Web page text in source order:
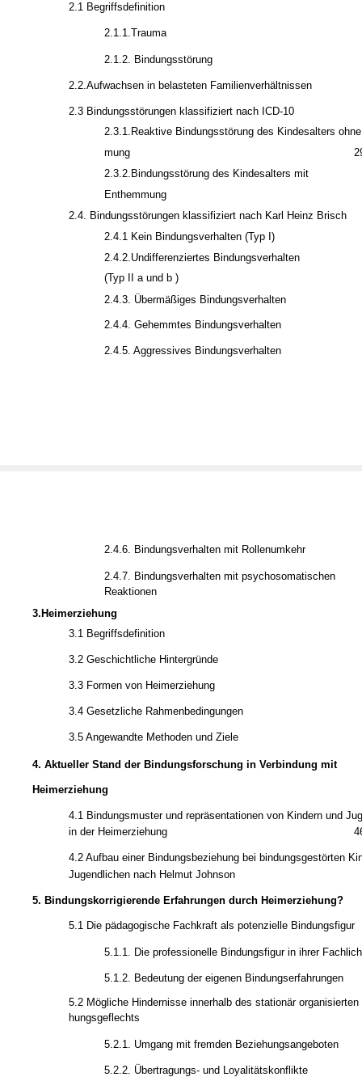
2.1 Begriffsdefinition
2.1.1.Trauma
2.1.2. Bindungsstörung
2.2.Aufwachsen in belasteten Familienverhältnissen
2.3 Bindungsstörungen klassifiziert nach ICD-10
2.3.1.Reaktive Bindungsstörung des Kindesalters
mung
2.3.2.Bindungsstörung des Kindesalters mit
Enthemmung
2.4. Bindungsstörungen klassifiziert nach Karl Heinz Brisch
2.4.1 Kein Bindungsverhalten (Typ I)
2.4.2.Undifferenziertes Bindungsverhalten
(Typ II a und b )
2.4.3. Übermäßiges Bindungsverhalten
2.4.4. Gehemmtes Bindungsverhalten
2.4.5. Aggressives Bindungsverhalten
2.4.6. Bindungsverhalten mit Rollenumkehr
2.4.7. Bindungsverhalten mit psychosomatischen
Reaktionen
3.Heimerziehung
3.1 Begriffsdefinition
3.2 Geschichtliche Hintergründe
3.3 Formen von Heimerziehung
3.4 Gesetzliche Rahmenbedingungen
3.5 Angewandte Methoden und Ziele
4. Aktueller Stand der Bindungsforschung in Verbindung mit
Heimerziehung
4.1 Bindungsmuster und ­repräsentationen von Kindern und
in der Heimerziehung
4.2 Aufbau einer Bindungsbeziehung bei bindungsgestörten
Jugendlichen nach Helmut Johnson
5. Bindungskorrigierende Erfahrungen durch Heimerziehung?
5.1 Die pädagogische Fachkraft als potenzielle Bindungsfigur
5.1.1. Die professionelle Bindungsfigur in ihrer
5.1.2. Bedeutung der eigenen Bindungserfahrungen
5.2 Mögliche Hindernisse innerhalb des stationär organisierten
hungsgeflechts
5.2.1. Umgang mit fremden Beziehungsangeboten
5.2.2. Übertragungs- und Loyalitätskonflikte